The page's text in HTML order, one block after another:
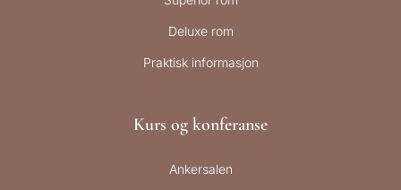
Deluxe rom
Praktisk informasjon
Kurs og konferanse
Ankersalen